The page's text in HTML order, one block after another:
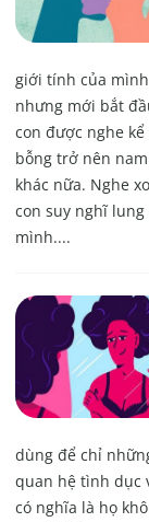
giới tính của
nhưng mới bắt
con được nghe
bỗng trở nên
khác nữa. Nghe
con suy nghĩ
mình....
dùng để chỉ
quan hệ tình dục
có nghĩa là họ